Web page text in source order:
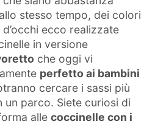
stesso tempo, dei colori
ecco realizzate
in versione
che oggi vi
perfetto ai bambini
cercare i sassi più
un parco. Siete curiosi di
allecoccinelle con i